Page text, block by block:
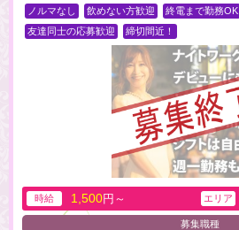
ノルマなし
飲めない方歓迎 終電まで勤務OK
友達同士の応募歓迎
締切間近！
時給 1,500円～ エリア
募集職種